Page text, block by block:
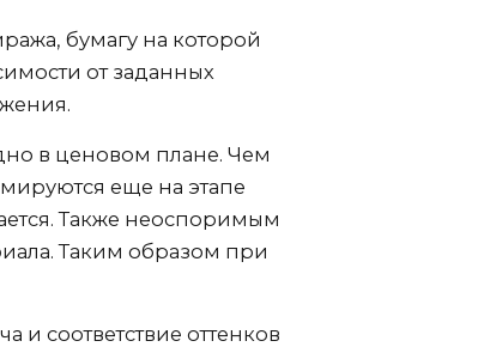
бумагу на которой
от заданных
в ценовом плане. Чем
еще на этапе
Также неоспоримым
Таким образом при
соответствие оттенков